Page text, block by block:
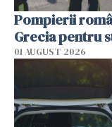
Pompierii
Grecia pentru
01 AUGUST 2026